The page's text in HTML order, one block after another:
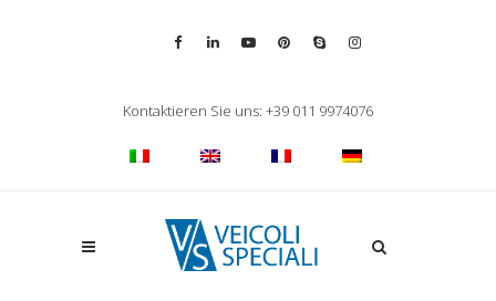
Kontaktieren Sie uns: +39 011 9974076
Apri la ricerca